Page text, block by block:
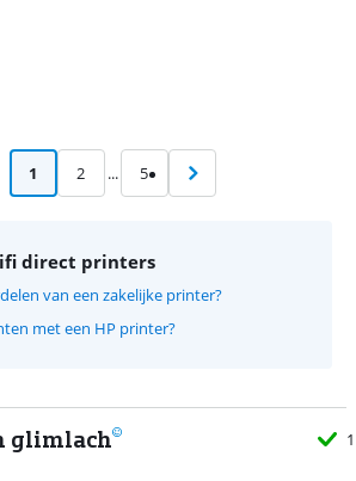
1 2 ... 5
direct printers
van een zakelijke printer?
met een HP printer?
glimlach